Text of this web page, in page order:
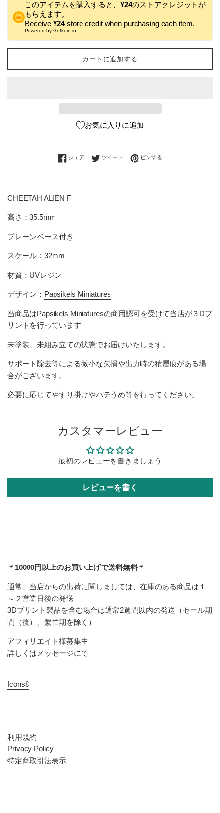
このアイテムを購入すると、 ¥24のストアクレジットが
もらえます。
Receive ¥24store credit when purchasing each item.
Powered by Getkoin.io
カートに追加する
お気に入りに追加
シェア Facebookでシェアする
ツイート Twitterに投稿する
ピンする
CHEETAH ALIEN F
高さ ：35.5mm
プレーンベース付き
スケール：32mm
材質：UVレジン
デザイン： Papsikels Miniatures
当商品はPapsikels Miniaturesの商用認可を受けて当店が３Dプ
リントを行っています
未塗装、未組み立ての状態でお届けいたします。
サポート除去等による微小な欠損や出力時の積層痕がある場
合がございます。
必要に応じてやすり掛けやパテうめ等を行ってください。
カスタマーレビュー
最初のレビューを書きましょう
レビューを書く
＊10000円以上のお買い上げで送料無料＊
通常、当店からの出荷に関しましては、在庫のある商品は１
～２営業日後の発送
3Dプリント製品を含む場合は通常2週間以内の発送（セール期
間（後）、繫忙期を除く）
アフィリエイト様募集中
詳しくはメッセージにて
Icons8
利用規約
Privacy Policy
特定商取引法表示